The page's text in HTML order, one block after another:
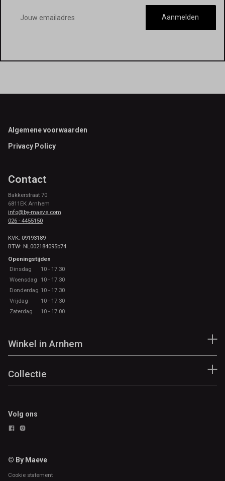
mailadres
Aanmelden
Footer
Algemene voorwaarden
Privacy Policy
Contact
Bakkerstraat 70
6811EK Arnhem
info@by-maeve.com
026 - 4455150
KVK: 09193189
BTW: NL002184095b74
Openingstijden
Dinsdag
10 - 17.30
Woensdag
10 - 17.30
Donderdag 10 - 17.30
Vrijdag
10 - 17.30
Zaterdag
10 - 17.00
Winkel in Arnhem
Collectie
Volg ons
© By Maeve
Cookie statement